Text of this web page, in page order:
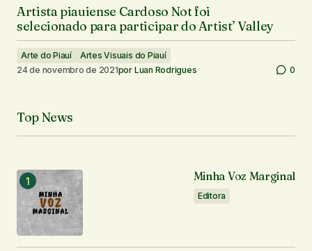
Artista piauiense Cardoso Not foi
selecionado para participar do Artist’ Valley
Arte do Piauí
Artes Visuais do Piauí
24 de novembro de 2021por Luan Rodrigues 0
Top News
Minha Voz Marginal
Editora